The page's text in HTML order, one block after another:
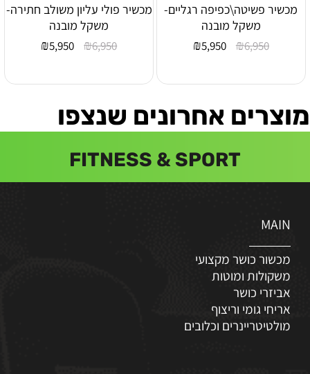
מכשיר פשיטה\כפיפה רגליים-
משקל מובנה
₪6,950
₪5,950
מכשיר פולי עליון משולב חתירה-
משקל מובנה
₪6,950
₪5,950
מוצרים אחרונים שנצפו
FITNESS & SPORT
MAIN
מכשור כושר מקצועי
משקולות ומוטות
אביזרי כושר
אריחי גומי וריצוף
מולטיטריינרים וכלובים